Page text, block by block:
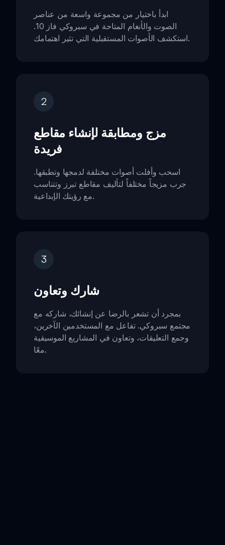
ابدأ باختيار من مجموعة واسعة من عناصر
الصوت والأنغام المتاحة في سبروكي فاز 10.
استكشف الأصوات المستقبلية التي تثير اهتمامك.
2
مزج ومطابقة لإنشاء مقاطع
فريدة
اسحب وأفلت أصوات مختلفة لدمجها وتطبقها.
جرب مزيجاً مختلفاً لتأليف مقاطع تبرز وتتناسب
مع رؤيتك الإبداعية.
3
شارك وتعاون
بمجرد أن تشعر بالرضا عن إنشائك، شاركه مع
مجتمع سبروكي. تفاعل مع المستخدمين الآخرين،
وجمع التعليقات، وتعاون في المشاريع الموسيقية
معًا.